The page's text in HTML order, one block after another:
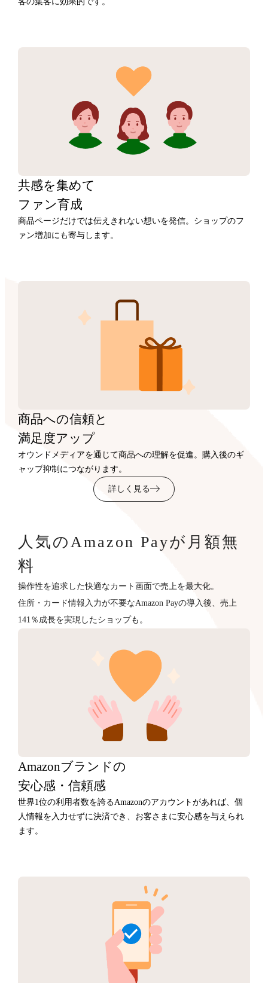
共感を集めて
ファン育成
商品ページだけでは伝えきれない想いを発信。ショップのフ
ァン増加にも寄与します。
商品への信頼と
満足度アップ
オウンドメディアを通じて商品への理解を促進。購入後のギ
ャップ抑制につながります。
詳しく見る
人気のAmazon Payが月額無
料
操作性を追求した快適なカート画面で売上を最大化。
住所・カード情報入力が不要なAmazon Payの導入後、売上
141％成長を実現したショップも。
Amazonブランドの
安心感・信頼感
世界1位の利用者数を誇るAmazonのアカウントがあれば、個
人情報を入力せずに決済でき、お客さまに安心感を与えられ
ます。